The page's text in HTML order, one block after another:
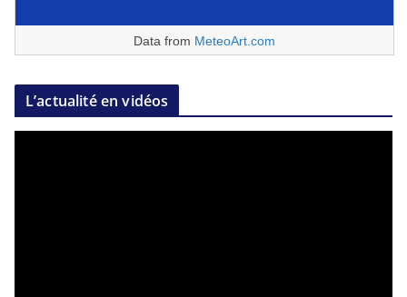
Data from MeteoArt.com
L’actualité en vidéos